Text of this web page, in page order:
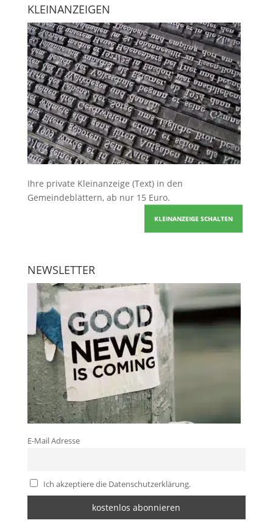
KLEINANZEIGEN
Ihre private Kleinanzeige (Text) in den
Gemeindeblättern, ab nur 15 Euro.
KLEINANZEIGE SCHALTEN
NEWSLETTER
E-Mail Adresse
Ich akzeptiere die Datenschutzerklärung.